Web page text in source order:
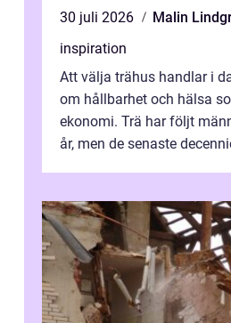
30 juli 2026
Malin
inspiration
Att välja trähus handlar i
om hållbarhet och hälsa
ekonomi. Trä har följt
år, men de senaste